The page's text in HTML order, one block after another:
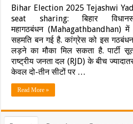
में
!
में
Bihar Election 2025 Tejashwi
seat sharing: बिहार
महागठबंधन (Mahagathbandhan)
सहमति बन गई है. कांग्रेस को इस
लड़ने का मौका मिल सकता है. पार्टी
राष्ट्रीय जनता दल (RJD) के बीच
केवल दो-तीन सीटों पर …
Read More »